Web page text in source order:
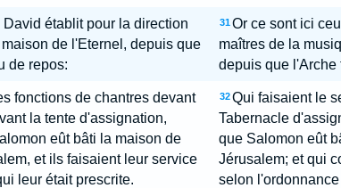
établit pour la direction
de l'Eternel, depuis que
de repos:
31 Or ce sont ici
maîtres de la
depuis que l'Arche
fonctions de chantres devant
la tente d'assignation,
eût bâti la maison de
et ils faisaient leur service
leur était prescrite.
32 Qui faisaient le
Tabernacle
que Salomon eût
Jérusalem; et qui
selon